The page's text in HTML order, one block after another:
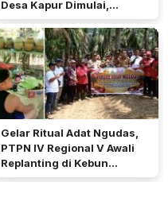
Desa Kapur Dimulai,
Pemkab Kubu Raya Siapkan
Akses Jalan
Gelar Ritual Adat Ngudas,
PTPN IV Regional V Awali
Replanting di Kebun
Kembayan